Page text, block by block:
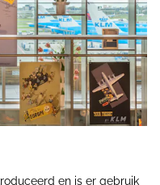
en is er gebruik